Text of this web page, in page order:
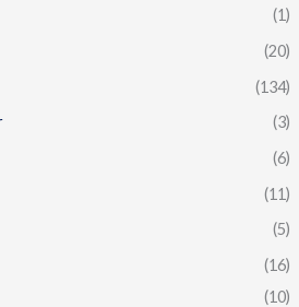
(1)
(20)
(134)
(3)
(6)
(11)
(5)
(16)
(10)